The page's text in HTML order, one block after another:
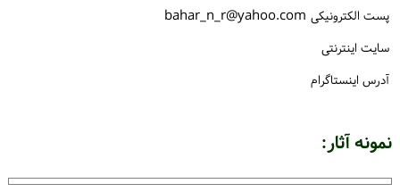
پست الكترونیكی bahar_n_r@yahoo.com
سایت اینترنتی
آدرس اینستاگرام
نمونه آثار: